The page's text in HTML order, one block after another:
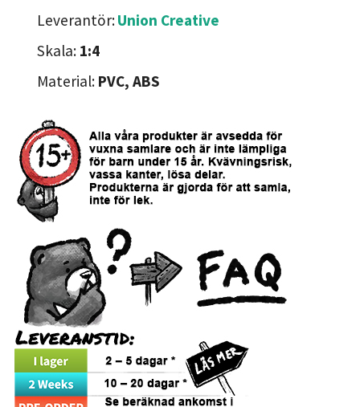
Leverantör:Union Creative
Skala: 1:4
Material: PVC, ABS